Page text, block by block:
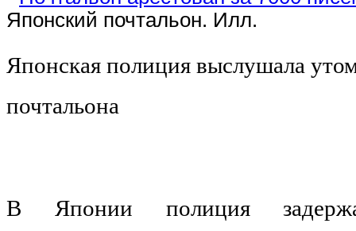
Японский почтальон. Илл.
Японская полиция выслушала
почтальона
В Японии полиция